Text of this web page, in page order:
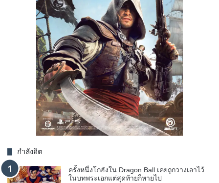
กำลังฮิต
ครั้งหนึ่งโกฮังใน Dragon Ball เคยถูกวางเอาไว้
ในบทพระเอกแต่สุดท้ายก็หายไป